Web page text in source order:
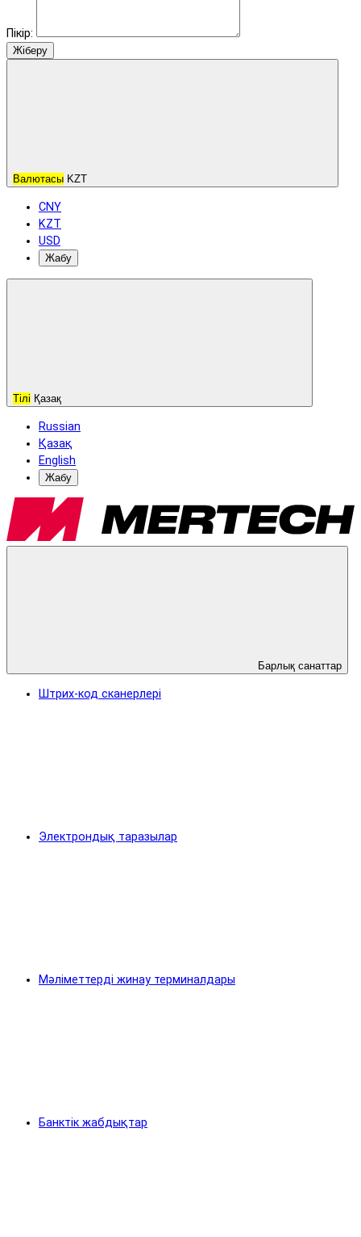
Пікір:
Жіберу
Валютасы KZT
CNY
KZT
USD
Жабу
Тілі Қазақ
Russian
Қазақ
English
Жабу
Барлық санаттар
Штрих-код сканерлері
Электрондық таразылар
Мәліметтерді жинау терминалдары
Банктік жабдықтар